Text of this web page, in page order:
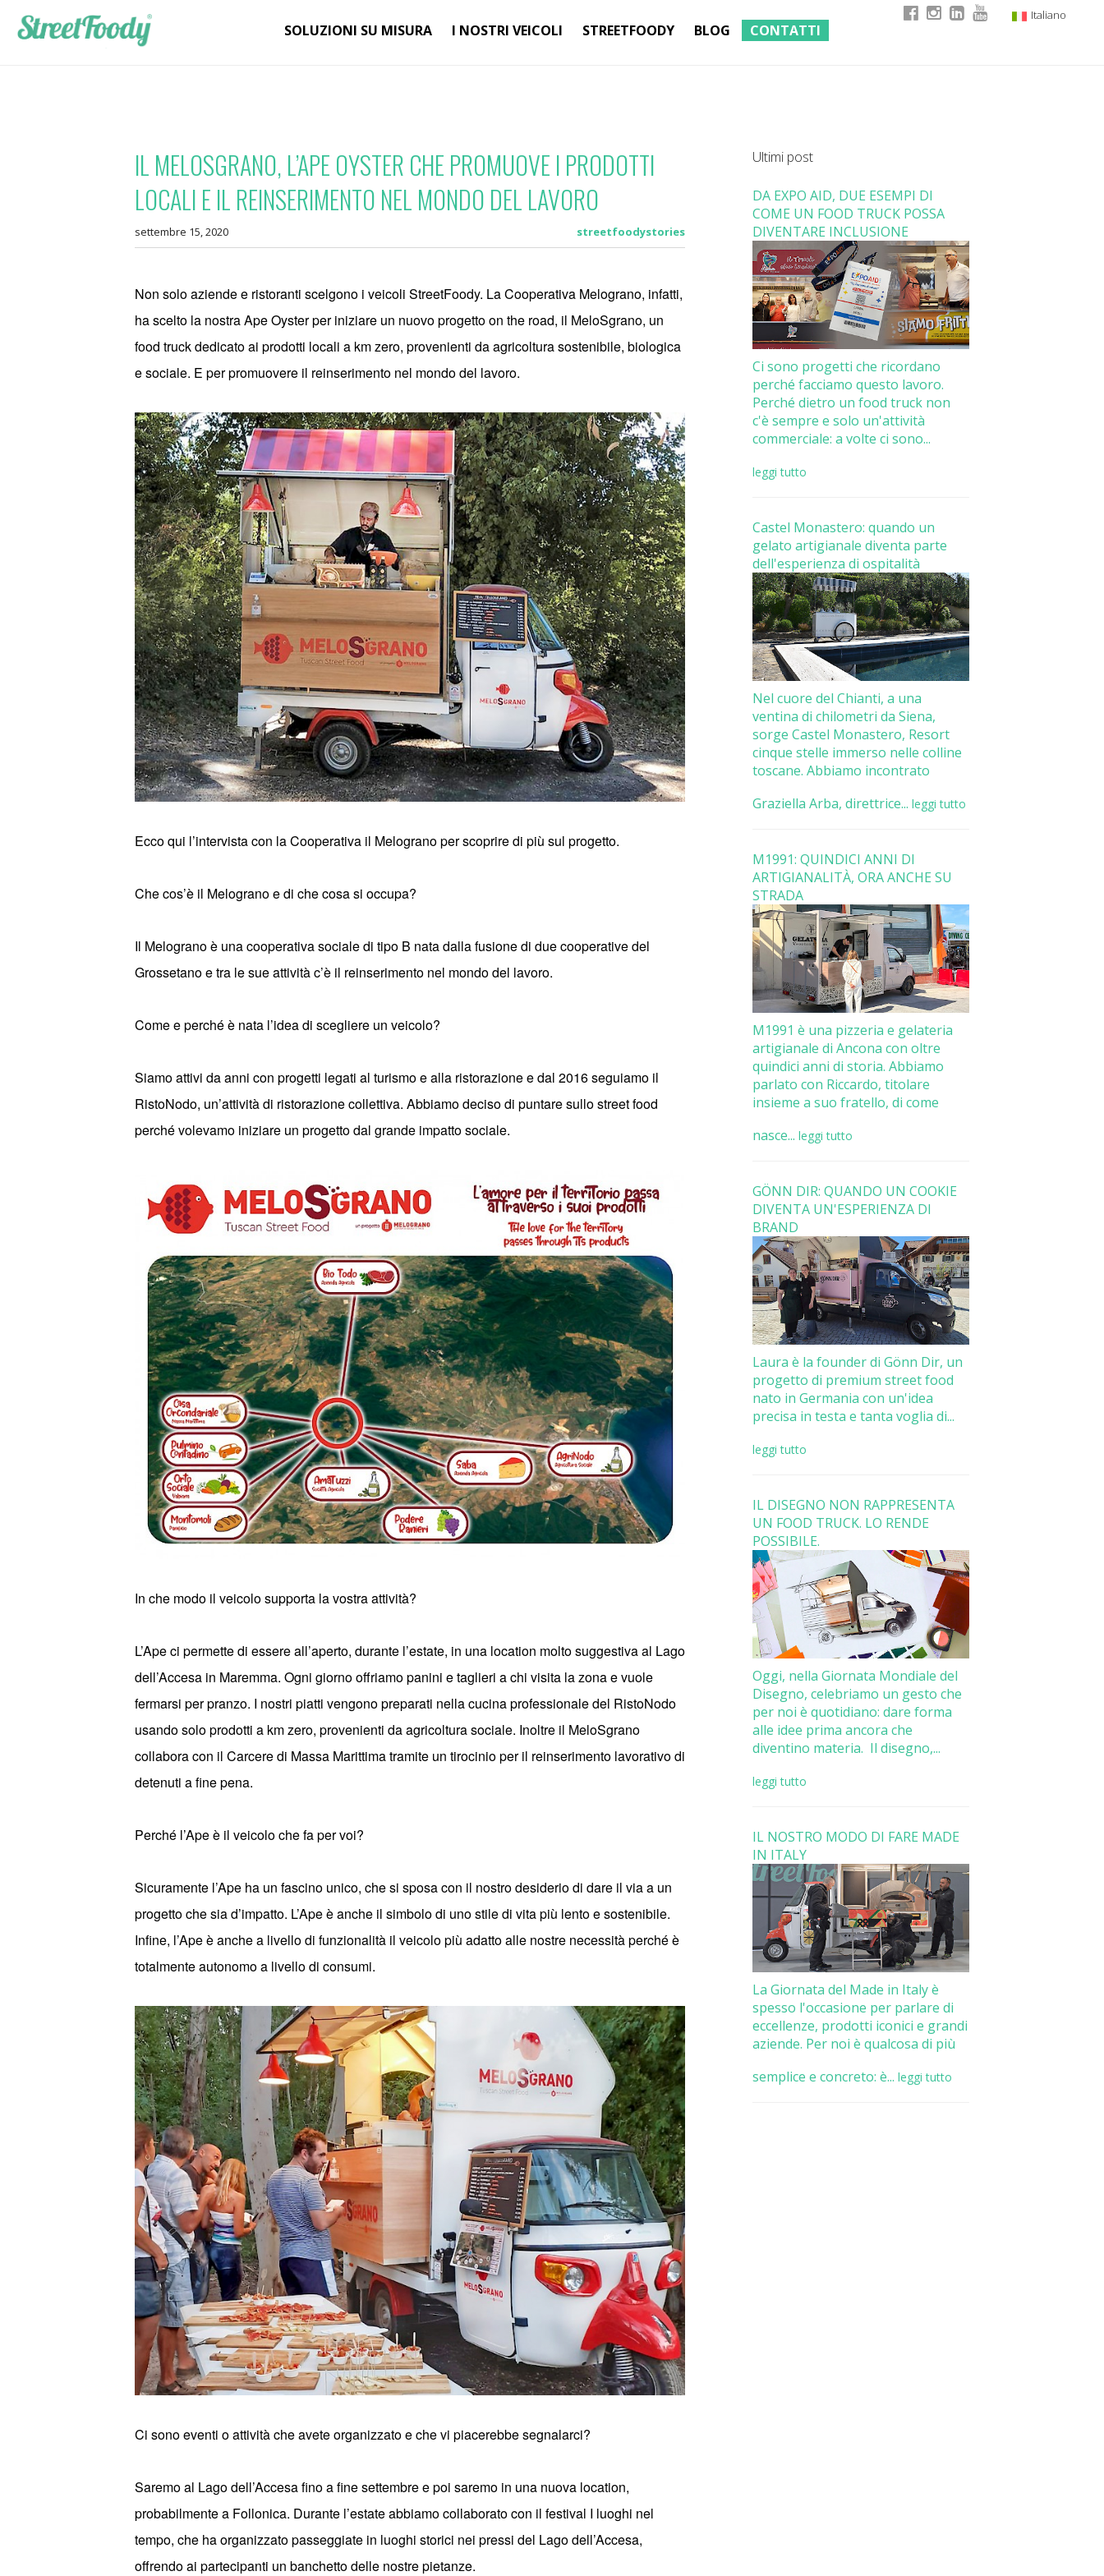
Italiano
SOLUZIONI SU MISURA I NOSTRI VEICOLI STREETFOODY BLOG CONTATTI
IL MELOSGRANO, L’APE OYSTER CHE PROMUOVE I PRODOTTI
LOCALI E IL REINSERIMENTO NEL MONDO DEL LAVORO
settembre 15, 2020 streetfoodystories
Non solo aziende e ristoranti scelgono i veicoli StreetFoody. LaCooperativa Melograno, infatti,
ha scelto la nostraApe Oysterper iniziare un nuovo progetto on the road, il MeloSgrano, un
food truckdedicato ai prodotti locali a km zero, provenienti da agricoltura sostenibile, biologica
e sociale. E per promuovere il reinserimento nel mondo del lavoro.
Ecco qui l’intervista con laCooperativa il Melogranoper scoprire di più sul progetto.
Che cos’è il Melograno e di che cosa si occupa?
Il Melograno è una cooperativa sociale di tipo B nata dalla fusione di due cooperative del
Grossetano e tra le sue attivitàc’è il reinserimento nel mondo del lavoro.
Come e perché è nata l’idea di scegliere un veicolo?
Siamo attivi da anni con progetti legati al turismo e alla ristorazione e dal 2016 seguiamo il
RistoNodo, un’attivitàdi ristorazione collettiva. Abbiamo deciso di puntare sullo street food
perchévolevamo iniziare un progetto dal grande impatto sociale.
In che modo il veicolo supporta la vostra attività?
L’Ape ci permette di essere all’aperto, durante l’estate, in una location molto suggestiva al Lago
dell’Accesa in Maremma. Ogni giorno offriamo panini e taglieri a chi visita la zona e vuole
fermarsi per pranzo. I nostri piatti vengono preparati nella cucina professionale del RistoNodo
usando soloprodotti a km zero, provenienti da agricoltura sociale. Inoltre il MeloSgrano
collabora con il Carcere di Massa Marittima tramite un tirocinio per il reinserimento lavorativodi
detenuti a fine pena.
Perché l’Apeè il veicolo che fa per voi?
Sicuramente l’Ape ha un fascino unico, che si sposa con il nostro desiderio di dare il via a un
progetto che sia d’impatto. L’Apeè anche il simbolo di uno stile di vita più lento e sostenibile.
Infine, l’Apeè anche a livello di funzionalità il veicolo più adatto alle nostre necessitàperché è
totalmente autonomo a livello di consumi.
Ci sono eventi o attivitàche avete organizzato e che vi piacerebbe segnalarci?
Saremo al Lago dell’Accesa fino a fine settembre e poi saremo in una nuova location,
probabilmente a Follonica. Durante l’estate abbiamo collaborato con il festival I luoghi nel
tempo, che ha organizzato passeggiate in luoghi storici nei pressi del Lago dell’Accesa,
offrendo ai partecipanti un banchetto delle nostre pietanze.
Ultimi post
DA EXPO AID, DUE ESEMPI DI
COME UN FOOD TRUCK POSSA
DIVENTARE INCLUSIONE
Ci sono progetti che ricordano
perché facciamo questo lavoro.
Perché dietro un food truck non
c'è sempre e solo un'attività
commerciale: a volte ci sono...
leggi tutto
Castel Monastero: quando un
gelato artigianale diventa parte
dell'esperienza di ospitalità
Nel cuore del Chianti, a una
ventina di chilometri da Siena,
sorge Castel Monastero, Resort
cinque stelle immerso nelle colline
toscane. Abbiamo incontrato
Graziella Arba, direttrice... leggi tutto
M1991: QUINDICI ANNI DI
ARTIGIANALITÀ, ORA ANCHE SU
STRADA
M1991 è una pizzeria e gelateria
artigianale di Ancona con oltre
quindici anni di storia. Abbiamo
parlato con Riccardo, titolare
insieme a suo fratello, di come
nasce... leggi tutto
GÖNN DIR: QUANDO UN COOKIE
DIVENTA UN'ESPERIENZA DI
BRAND
Laura è la founder di Gönn Dir, un
progetto di premium street food
nato in Germania con un'idea
precisa in testa e tanta voglia di...
leggi tutto
IL DISEGNO NON RAPPRESENTA
UN FOOD TRUCK. LO RENDE
POSSIBILE.
Oggi, nella Giornata Mondiale del
Disegno, celebriamo un gesto che
per noi è quotidiano: dare forma
alle idee prima ancora che
diventino materia. Il disegno,...
leggi tutto
IL NOSTRO MODO DI FARE MADE
IN ITALY
La Giornata del Made in Italy è
spesso l'occasione per parlare di
eccellenze, prodotti iconici e grandi
aziende. Per noi è qualcosa di più
semplice e concreto: è... leggi tutto